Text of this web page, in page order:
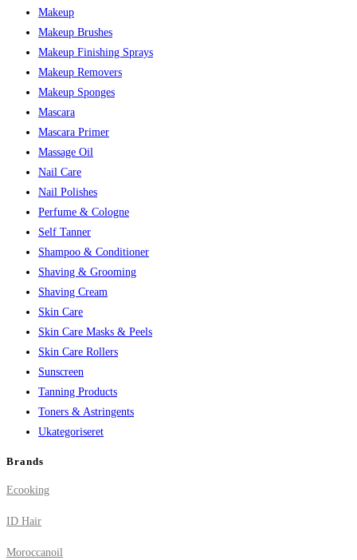
Makeup
Makeup Brushes
Makeup Finishing Sprays
Makeup Removers
Makeup Sponges
Mascara
Mascara Primer
Massage Oil
Nail Care
Nail Polishes
Perfume & Cologne
Self Tanner
Shampoo & Conditioner
Shaving & Grooming
Shaving Cream
Skin Care
Skin Care Masks & Peels
Skin Care Rollers
Sunscreen
Tanning Products
Toners & Astringents
Ukategoriseret
Brands
Ecooking
ID Hair
Moroccanoil